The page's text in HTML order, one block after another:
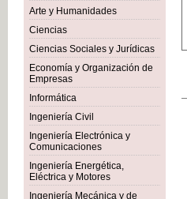
Arte y Humanidades
Ciencias
Ciencias Sociales y Jurídicas
Economía y Organización de
Empresas
Informática
Ingeniería Civil
Ingeniería Electrónica y
Comunicaciones
Ingeniería Energética,
Eléctrica y Motores
Ingeniería Mecánica y de